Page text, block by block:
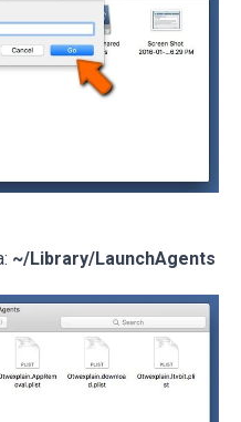
~/Library/LaunchAgents